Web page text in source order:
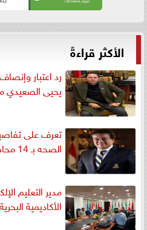
الأكثر قراءةً
رد اعتبار
يحيى الصعيدي
تعرف على
الصحه بـ 14 محافظه
مدير التعليم
الأكاديمية البحرية